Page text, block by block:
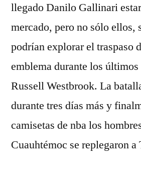
llegado Danilo Gallinari
mercado, pero no sólo ellos,
podrían explorar el traspaso
emblema durante los últimos
Russell Westbrook. La
durante tres días más y
camisetas de nba los
Cuauhtémoc se replegaron a